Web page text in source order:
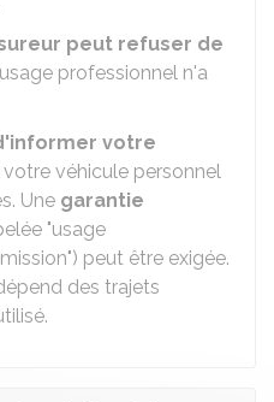
peut refuser de
professionnel n'a
votre
véhicule personnel
Une garantie
"usage
peut être exigée.
des trajets